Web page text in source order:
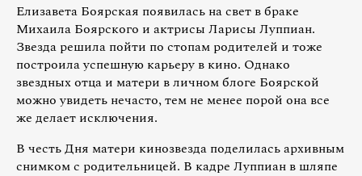
Елизавета Боярская появилась на свет в браке
Михаила Боярского и актрисы Ларисы Луппиан.
Звезда решила пойти по стопам родителей и тоже
построила успешную карьеру в кино. Однако
звездных отца и матери в личном блоге Боярской
можно увидеть нечасто, тем не менее порой она все
же делает исключения.
В честь Дня матери кинозвезда поделилась архивным
снимком с родительницей. В кадре Луппиан в шляпе